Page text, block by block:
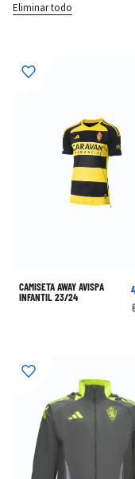
Eliminar todo
CAMISETA AWAY AVISPA
INFANTIL 23/24